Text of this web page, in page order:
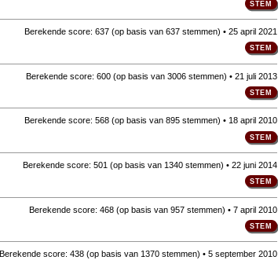
Berekende score: 637(op basis van 637 stemmen) • 25 april 2021
Berekende score: 600(op basis van 3006 stemmen) • 21 juli 2013
Berekende score: 568(op basis van 895 stemmen) • 18 april 2010
Berekende score: 501 (op basis van 1340 stemmen) • 22 juni 2014
Berekende score: 468(op basis van 957 stemmen) • 7 april 2010
Berekende score: 438(op basis van 1370 stemmen) • 5 september 2010